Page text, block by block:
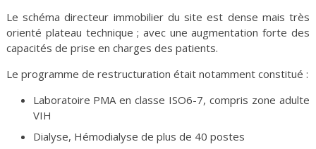
Le schéma directeur immobilier du site est dense mais très
orienté plateau technique ; avec une augmentation forte des
capacités de prise en charges des patients.
Le programme de restructuration était notamment constitué :
Laboratoire PMA en classe ISO6-7, compris zone adulte
VIH
Dialyse, Hémodialyse de plus de 40 postes